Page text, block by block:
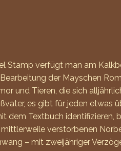
Stamp verfügt man am
der Mayschen
und Tieren, die sich
es gibt für jeden etwas
dem Textbuch identifizieren,
verstorbenen
– mit zweijähriger